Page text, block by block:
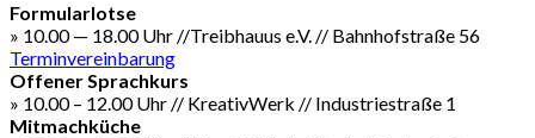
Formularlotse
» 10.00 — 18.00 Uhr //Treibhauus e.V. // Bahnhofstraße 56
Terminvereinbarung
Offener Sprachkurs
» 10.00 – 12.00 Uhr // KreativWerk // Industriestraße 1
Mitmachküche